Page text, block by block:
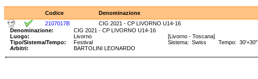
Codice Denominazione
2107017B
CIG 2021 - CP LIVORNO U14-16
Denominazione:
CIG 2021 - CP LIVORNO U14-16
Luogo:
Livorno
[Livorno - Toscana]
Tipo/Sistema/Tempo:
Festival
Sistema: Swiss Tempo: 30'+30''
Arbitri:
BARTOLINI LEONARDO